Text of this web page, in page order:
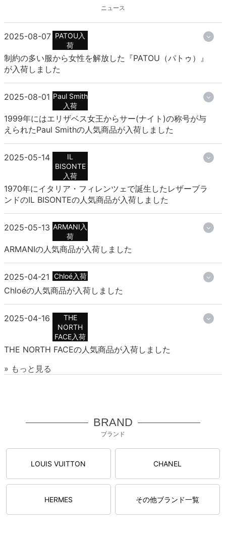
ニュース
2025-08-07 PATOU入
荷
制約の多い服から女性を解放した『PATOU（パトゥ）』
が入荷しました
2025-08-01 Paul Smith
入荷
1999年にはエリザベス女王からサー(ナイト)の称号が与
えられたPaul Smithの人気商品が入荷しました
2025-05-14
IL
BISONTE
入荷
1970年にイタリア・フィレンツェで誕生したレザーブラ
ンドのIL BISONTEの人気商品が入荷しました
2025-05-13 ARMANI入
荷
ARMANIの人気商品が入荷しました
2025-04-21 Chloé入荷
Chloéの人気商品が入荷しました
2025-04-16
THE
NORTH
FACE入荷
THE NORTH FACEの人気商品が入荷しました
» もっと見る
BRAND
ブランド
LOUIS VUITTON CHANEL
HERMES その他ブランド一覧